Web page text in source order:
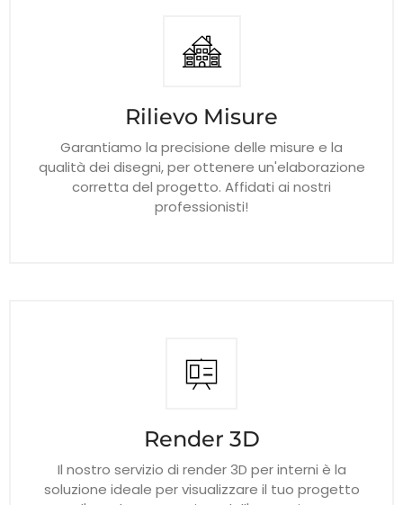
Rilievo Misure
Garantiamo la precisione delle misure e la
qualità dei disegni, per ottenere un'elaborazione
corretta del progetto. Affidati ai nostri
professionisti!
Render 3D
Il nostro servizio di render 3D per interni è la
soluzione ideale per visualizzare il tuo progetto